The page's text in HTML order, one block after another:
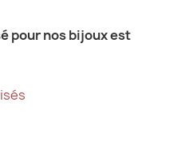
pour nos bijoux est